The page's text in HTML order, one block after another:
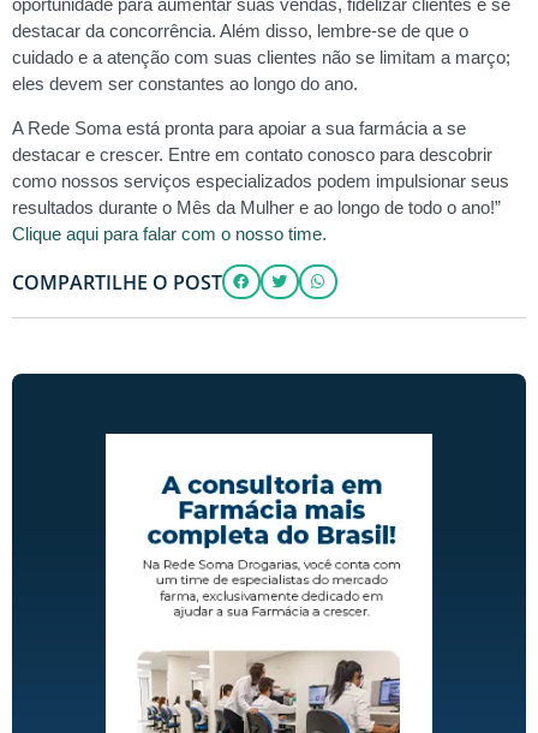
oportunidade para aumentar suas vendas, fidelizar clientes e se
destacar da concorrência. Além disso, lembre-se de que o
cuidado e a atenção com suas clientes não se limitam a março;
eles devem ser constantes ao longo do ano.
A Rede Soma está pronta para apoiar a sua farmácia a se
destacar e crescer. Entre em contato conosco para descobrir
como nossos serviços especializados podem impulsionar seus
resultados durante o Mês da Mulher e ao longo de todo o ano!”
Clique aqui para falar com o nosso time.
COMPARTILHE O POST